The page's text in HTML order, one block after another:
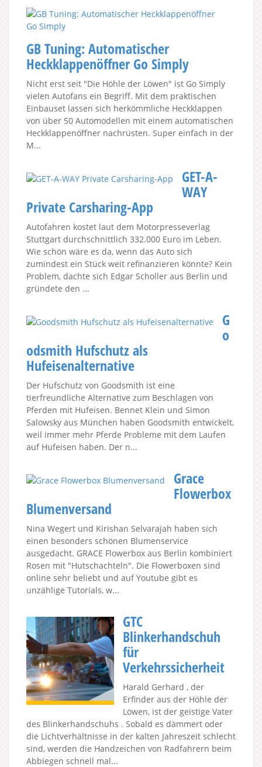
GB Tuning: Automatischer
Heckklappenöffner Go Simply
Nicht erst seit "Die Höhle der Löwen" ist Go Simply
vielen Autofans ein Begriff. Mit dem praktischen
Einbauset lassen sich herkömmliche Heckklappen
von über 50 Automodellen mit einem automatischen
Heckklappenöffner nachrüsten. Super einfach in der
M...
GET-A-
WAY
Private Carsharing-App
Autofahren kostet laut dem Motorpresseverlag
Stuttgart durchschnittlich 332.000 Euro im Leben.
Wie schön wäre es da, wenn das Auto sich
zumindest ein Stück weit refinanzieren könnte? Kein
Problem, dachte sich Edgar Scholler aus Berlin und
gründete den ...
G
o
odsmith Hufschutz als
Hufeisenalternative
Der Hufschutz von Goodsmith ist eine
tierfreundliche Alternative zum Beschlagen von
Pferden mit Hufeisen. Bennet Klein und Simon
Salowsky aus München haben Goodsmith entwickelt,
weil immer mehr Pferde Probleme mit dem Laufen
auf Hufeisen haben. Der n...
Grace
Flowerbox
Blumenversand
Nina Wegert und Kirishan Selvarajah haben sich
einen besonders schönen Blumenservice
ausgedacht. GRACE Flowerbox aus Berlin kombiniert
Rosen mit "Hutschachteln". Die Flowerboxen sind
online sehr beliebt und auf Youtube gibt es
unzählige Tutorials, w...
GTC
Blinkerhandschuh
für
Verkehrssicherheit
Harald Gerhard , der
Erfinder aus der Höhle der
Löwen, ist der geistige Vater
des Blinkerhandschuhs . Sobald es dämmert oder
die Lichtverhältnisse in der kalten Jahreszeit schlecht
sind, werden die Handzeichen von Radfahrern beim
Abbiegen schnell mal...